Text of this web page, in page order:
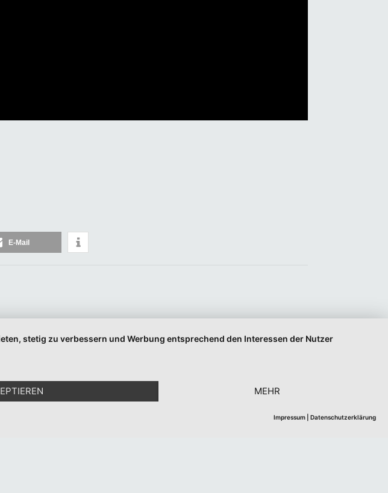
E-Mail
stetig zu verbessern und Werbung entsprechend den Interessen der Nutzer
MEHR
Impressum Datenschutzerklärung